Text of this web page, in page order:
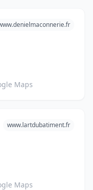
Maps
www.lartdubatiment.fr
Maps